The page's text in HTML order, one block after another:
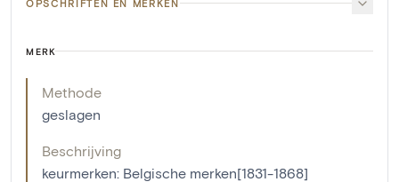
OPSCHRIFTEN EN MERKEN
MERK
Methode
geslagen
Beschrijving
keurmerken: Belgische merken[1831-1868]